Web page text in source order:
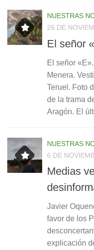
NUESTRAS
26 DE
El señor
El señor
Menera.
Teruel. Foto
de la trama
Aragón. El
NUESTRAS
6 DE
Medias
Javier
favor de los
explicación